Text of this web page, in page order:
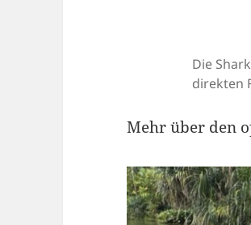
Die
direkten
Mehr über den